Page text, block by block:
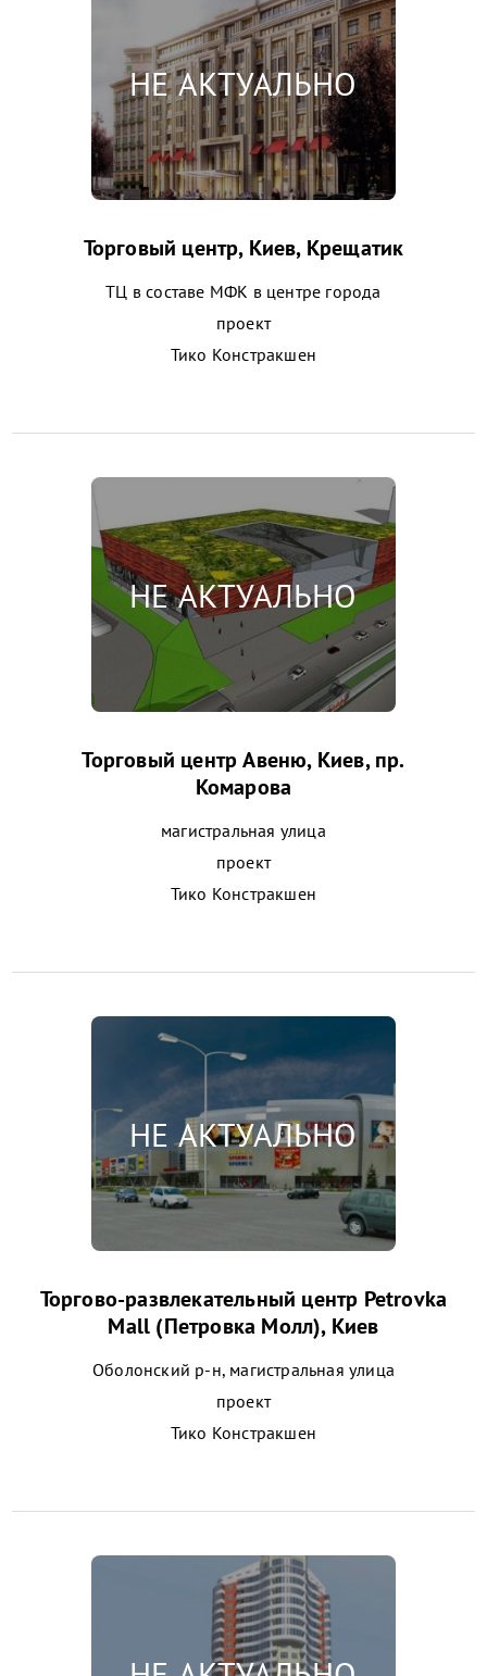
Торговый центр, Киев, Крещатик
ТЦ в составе МФК в центре города
проект
Тико Констракшен
Торговый центр Авеню, Киев, пр.
Комарова
магистральная улица
проект
Тико Констракшен
Торгово-развлекательный центр Petrovka
Mall (Петровка Молл), Киев
Оболонский р-н, магистральная улица
проект
Тико Констракшен